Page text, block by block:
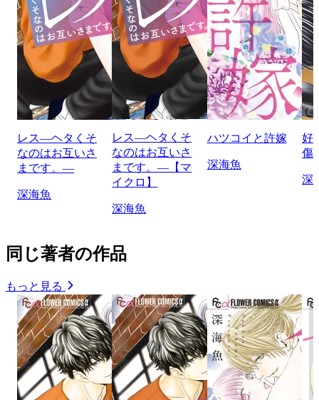
レス―ヘタくそ
なのはお互いさ
まです。―
深海魚
レス―ヘタくそ
なのはお互いさ
まです。―【マ
イクロ】
深海魚
ハツコイと許嫁
深海魚
好
傷
深
同じ著者の作品
もっと見る